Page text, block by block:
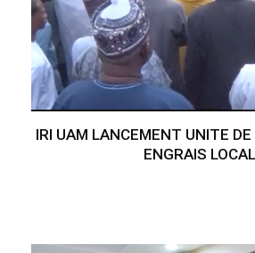
IRI UAM LANCEMENT UNITE
ENGRAIS LOCAL